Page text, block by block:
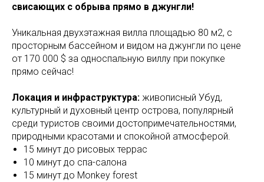
свисающих с обрыва прямо в джунгли!
Уникальная двухэтажная вилла площадью 80 м2, с
просторным бассейном и видом на джунгли по цене
от 170 000 $ за односпальную виллу при покупке
прямо сейчас!
Локация и инфраструктура: живописный Убуд,
культурный и духовный центр острова, популярный
среди туристов своими достопримечательностями,
природными красотами и спокойной атмосферой.
15 минут до рисовых террас
10 минут до спа-салона
15 минут до Monkey forest